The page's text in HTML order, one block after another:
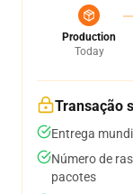
Production
Today
Transação
Entrega
Número de
pacotes